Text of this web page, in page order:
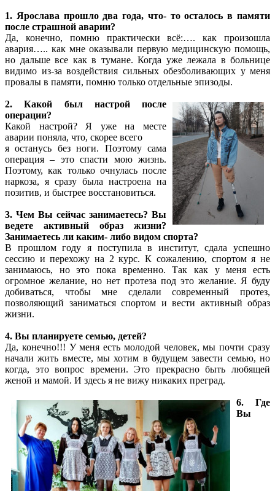
1. Ярослава прошло два года, что- то осталось в памяти
после страшной аварии?
Да, конечно, помню практически всё:…. как произошла
авария….. как мне оказывали первую медицинскую помощь,
но дальше все как в тумане. Когда уже лежала в больнице
видимо из-за воздействия сильных обезболивающих у меня
провалы в памяти, помню только отдельные эпизоды.
2. Какой был настрой после
операции?
Какой настрой? Я уже на месте
аварии поняла, что, скорее всего
я останусь без ноги. Поэтому сама
операция – это спасти мою жизнь.
Поэтому, как только очнулась после
наркоза, я сразу была настроена на
позитив, и быстрее восстановиться.
3. Чем Вы сейчас занимаетесь? Вы
ведете активный образ жизни?
Занимаетесь ли каким- либо видом спорта?
В прошлом году я поступила в институт, сдала успешно
сессию и перехожу на 2 курс. К сожалению, спортом я не
занимаюсь, но это пока временно. Так как у меня есть
огромное желание, но нет протеза под это желание. Я буду
добиваться, чтобы мне сделали современный протез,
позволяющий заниматься спортом и вести активный образ
жизни.
4. Вы планируете семью, детей?
Да, конечно!!! У меня есть молодой человек, мы почти сразу
начали жить вместе, мы хотим в будущем завести семью, но
когда, это вопрос времени. Это прекрасно быть любящей
женой и мамой. И здесь я не вижу никаких преград.
6. Где
Вы